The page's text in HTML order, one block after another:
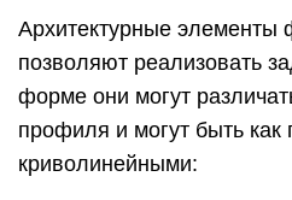
Архитектурные элементы
позволяют реализовать
форме они могут
профиля и могут быть как
криволинейными: